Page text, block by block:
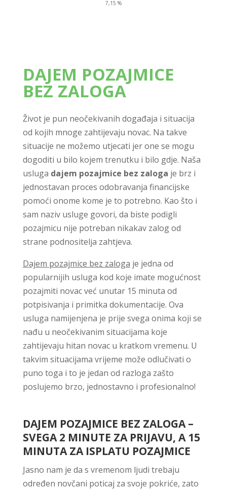
7,15 %
DAJEM POZAJMICE
BEZ ZALOGA
Život je pun neočekivanih događaja i situacija
od kojih mnoge zahtijevaju novac. Na takve
situacije ne možemo utjecati jer one se mogu
dogoditi u bilo kojem trenutku i bilo gdje. Naša
usluga dajem pozajmice bez zaloga je brz i
jednostavan proces odobravanja financijske
pomoći onome kome je to potrebno. Kao što i
sam naziv usluge govori, da biste podigli
pozajmicu nije potreban nikakav zalog od
strane podnositelja zahtjeva.
Dajem pozajmice bez zaloga je jedna od
popularnijih usluga kod koje imate mogućnost
pozajmiti novac već unutar 15 minuta od
potpisivanja i primitka dokumentacije. Ova
usluga namijenjena je prije svega onima koji se
nađu u neočekivanim situacijama koje
zahtijevaju hitan novac u kratkom vremenu. U
takvim situacijama vrijeme može odlučivati o
puno toga i to je jedan od razloga zašto
poslujemo brzo, jednostavno i profesionalno!
DAJEM POZAJMICE BEZ ZALOGA –
SVEGA 2 MINUTE ZA PRIJAVU, A 15
MINUTA ZA ISPLATU POZAJMICE
Jasno nam je da s vremenom ljudi trebaju
određen novčani poticaj za svoje pokriće, zato